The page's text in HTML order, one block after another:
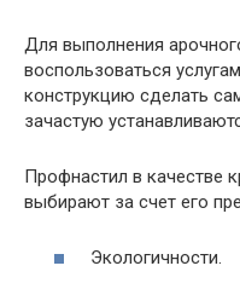
Для выполнения
воспользоваться
конструкцию сделать
зачастую
Профнастил в качестве
выбирают за счет его
Экологичности.